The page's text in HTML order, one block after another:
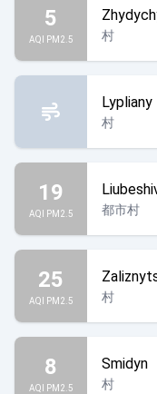
5
AQI PM2.5 村
Lypliany
村
19
AQI PM2.5 都市村
25
AQI PM2.5 村
8
AQI PM2.5
Smidyn
村